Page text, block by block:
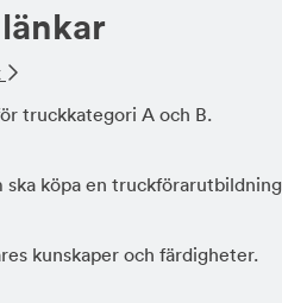
truckkategori A och B.
ska köpa en truckförarutbildning
kunskaper och färdigheter.